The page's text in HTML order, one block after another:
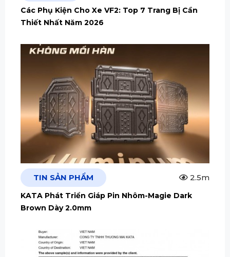
Các Phụ Kiện Cho Xe VF2: Top 7 Trang Bị Cần
Thiết Nhất Năm 2026
TIN SẢN PHẨM 2.5m
KATA Phát Triển Giáp Pin Nhôm-Magie Dark
Brown Dày 2.0mm